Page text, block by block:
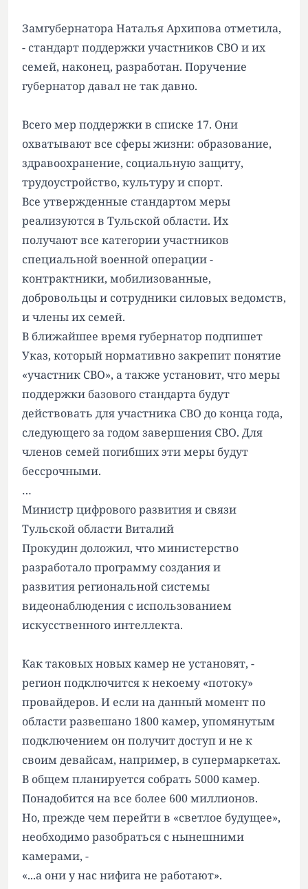
Замгубернатора Наталья Архипова отметила,
- стандарт поддержки участников СВО и их
семей, наконец, разработан. Поручение
губернатор давал не так давно.
Всего мер поддержки в списке 17. Они
охватывают все сферы жизни: образование,
здравоохранение, социальную защиту,
трудоустройство, культуру и спорт.
Все утвержденные стандартом меры
реализуются в Тульской области. Их
получают все категории участников
специальной военной операции -
контрактники, мобилизованные,
добровольцы и сотрудники силовых ведомств,
и члены их семей.
В ближайшее время губернатор подпишет
Указ, который нормативно закрепит понятие
«участник СВО», а также установит, что меры
поддержки базового стандарта будут
действовать для участника СВО до конца года,
следующего за годом завершения СВО. Для
членов семей погибших эти меры будут
бессрочными.
…
Министр цифрового развития и связи
Тульской области Виталий
Прокудин доложил, что министерство
разработало программу создания и
развития региональной системы
видеонаблюдения с использованием
искусственного интеллекта.
Как таковых новых камер не установят, -
регион подключится к некоему «потоку»
провайдеров. И если на данный момент по
области развешано 1800 камер, упомянутым
подключением он получит доступ и не к
своим девайсам, например, в супермаркетах.
В общем планируется собрать 5000 камер.
Понадобится на все более 600 миллионов.
Но, прежде чем перейти в «светлое будущее»,
необходимо разобраться с нынешними
камерами, -
«...а они у нас нифига не работают».